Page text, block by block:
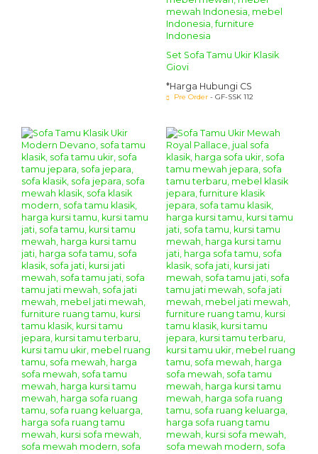
Set Sofa Tamu Ukir Klasik
Giovi
*Harga Hubungi CS
Pre Order - GF-SSK 112